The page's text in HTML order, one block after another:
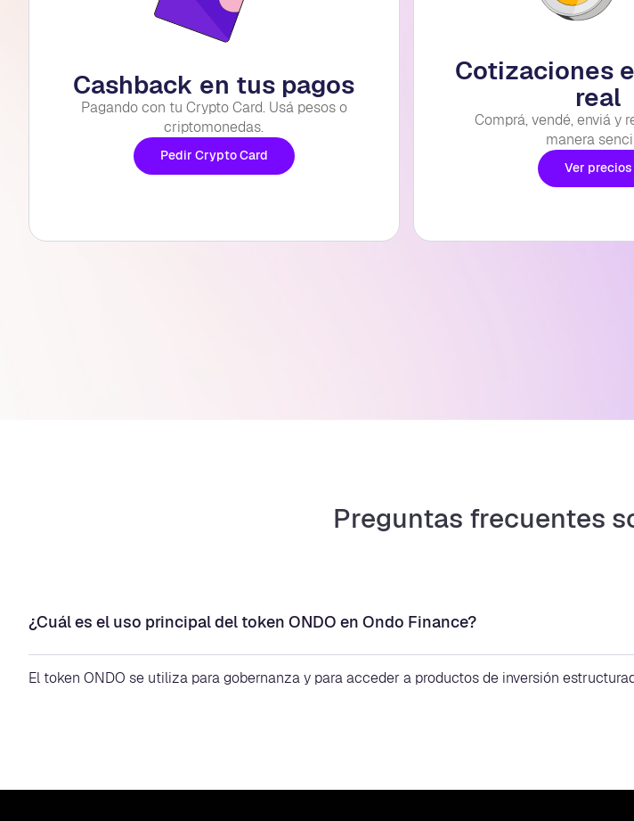
Cashback en tus pagos
Pagando con tu Crypto Card. Usá pesos o
criptomonedas.
Pedir Crypto Card
Cotizaciones
real
Comprá, vendé, enviá y
manera
Ver precios
Preguntas frecuentes
¿Cuál es el uso principal del token ONDO en Ondo Finance?
El token ONDO se utiliza para gobernanza y para acceder a productos de inversión